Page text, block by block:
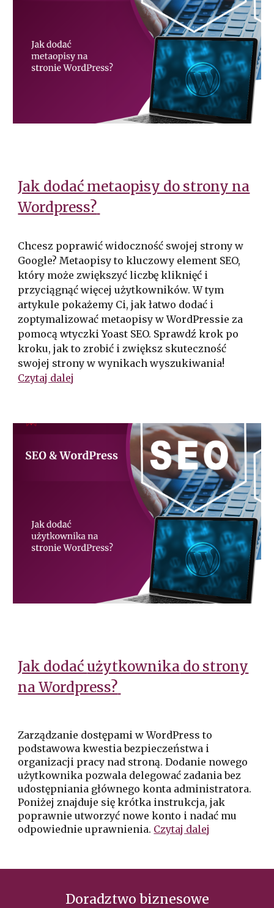
Jak dodać metaopisy do strony na
Wordpress?
Chcesz poprawić widoczność swojej strony w
Google? Metaopisy to kluczowy element SEO,
który może zwiększyć liczbę kliknięć i
przyciągnąć więcej użytkowników. W tym
artykule pokażemy Ci, jak łatwo dodać i
zoptymalizować metaopisy w WordPressie za
pomocą wtyczki Yoast SEO. Sprawdź krok po
kroku, jak to zrobić i zwiększ skuteczność
swojej strony w wynikach wyszukiwania!
Czytaj dalej
Jak dodaćużytkownika do strony
na Wordpress?
Zarządzanie dostępami w WordPress to
podstawowa kwestia bezpieczeństwa i
organizacji pracy nad stroną. Dodanie nowego
użytkownika pozwala delegować zadania bez
udostępniania głównego konta administratora.
Poniżej znajduje się krótka instrukcja, jak
poprawnie utworzyć nowe konto i nadać mu
odpowiednie uprawnienia. Czytaj dalej
Doradztwo biznesowe